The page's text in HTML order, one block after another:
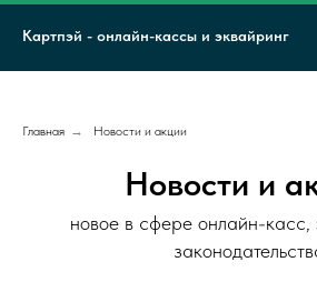
Картпэй - онлайн-кассы и эквайринг
Главная → Новости и акции
Новости и
новое в сфере онлайн-касс,